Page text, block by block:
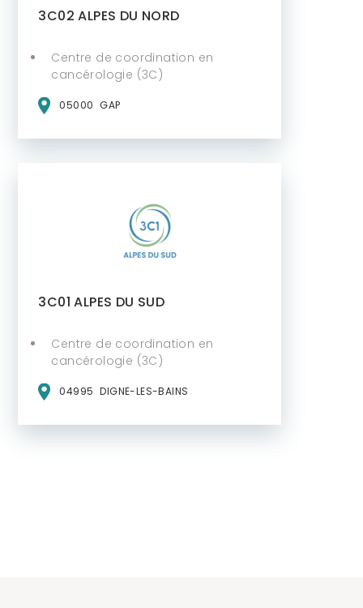
3C02 ALPES DU NORD
Centre de coordination en
cancérologie (3C)
05000 GAP
3C01 ALPES DU SUD
Centre de coordination en
cancérologie (3C)
04995 DIGNE-LES-BAINS